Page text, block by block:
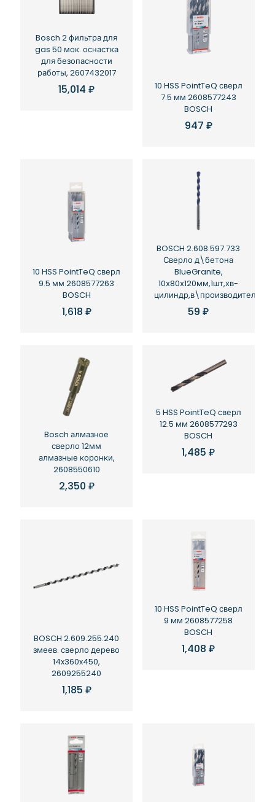
Bosch 2 фильтра для
gas 50 мок. оснастка
для безопасности
работы, 2607432017
15,014₽
10 HSS PointTeQ сверл
7.5 мм 2608577243
BOSCH
947 ₽
10 HSS PointTeQ сверл
9.5 мм 2608577263
BOSCH
1,618 ₽
BOSCH 2.608.597.733
Сверло д\бетона
BlueGranite,
10х80х120мм,1шт,хв-
цилиндр,в\производительное
59₽
Bosch алмазное
сверло 12мм
алмазные коронки,
2608550610
2,350 ₽
5 HSS PointTeQ сверл
12.5 мм 2608577293
BOSCH
1,485₽
BOSCH 2.609.255.240
змеев. сверло дерево
14x360x450,
2609255240
1,185 ₽
10 HSS PointTeQ сверл
9 мм 2608577258
BOSCH
1,408₽